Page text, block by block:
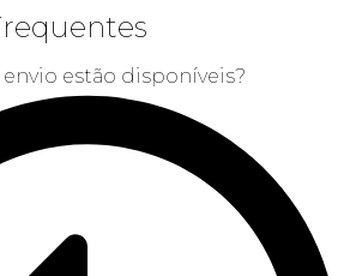
estão disponíveis?